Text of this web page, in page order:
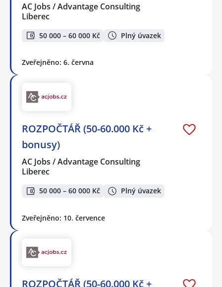
AC Jobs / Advantage Consulting
Liberec
50 000 – 60 000 Kč Plný úvazek
Zveřejněno: 6. června
ROZPOČTÁŘ (50-60.000 Kč +
bonusy)
AC Jobs / Advantage Consulting
Liberec
50 000 – 60 000 Kč Plný úvazek
Zveřejněno: 10. července
ROZPOČTÁŘ (50-60.000 Kč +